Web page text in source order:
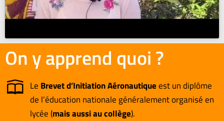
On y apprend quoi ?
Le Brevet d’Initiation Aéronautiqueest un diplôme
de l’éducation nationale généralement organisé en
lycée (mais aussi au collège).